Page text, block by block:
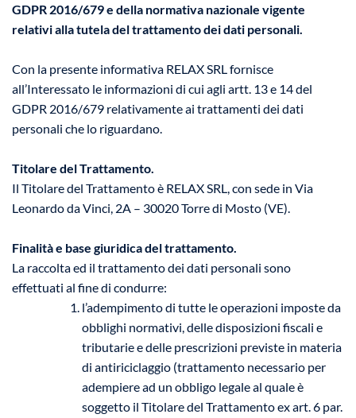
GDPR 2016/679 e della normativa nazionale vigente
relativi alla tutela del trattamento dei dati personali.
Con la presente informativa RELAX SRL fornisce
all’Interessato le informazioni di cui agli artt. 13 e 14 del
GDPR 2016/679 relativamente ai trattamenti dei dati
personali che lo riguardano.
Titolare del Trattamento.
Il Titolare del Trattamento è RELAX SRL, con sede in Via
Leonardo da Vinci, 2A – 30020 Torre di Mosto (VE).
Finalità e base giuridica del trattamento.
La raccolta ed il trattamento dei dati personali sono
effettuati al fine di condurre:
l’adempimento di tutte le operazioni imposte da
obblighi normativi, delle disposizioni fiscali e
tributarie e delle prescrizioni previste in materia
di antiriciclaggio (trattamento necessario per
adempiere ad un obbligo legale al quale è
soggetto il Titolare del Trattamento ex art. 6 par.